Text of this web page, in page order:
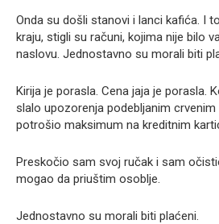
Onda su došli stanovi i lanci kafića. I
kraju, stigli su računi, kojima nije bilo
naslovu. Jednostavno su morali biti
Kirija je porasla. Cena jaja je porasla.
slalo upozorenja podebljanim
potrošio maksimum na kreditnim
Preskočio sam svoj ručak i sam
mogao da priuštim osoblje.
Jednostavno su morali biti plaćeni.